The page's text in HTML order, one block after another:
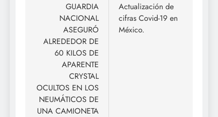
entradas
GUARDIA
NACIONAL
ASEGURÓ
ALREDEDOR DE
60 KILOS DE
APARENTE
CRYSTAL
OCULTOS EN LOS
NEUMÁTICOS DE
UNA CAMIONETA
Actualización de
cifras Covid-19 en
México.